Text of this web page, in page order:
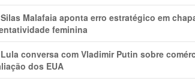
Silas Malafaia aponta erro estratégico em
feminina
Lula conversa com Vladimir Putin sobre
dos EUA